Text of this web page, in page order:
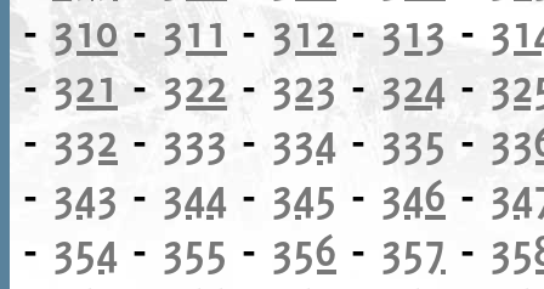
-310-311 - 312- 313 -
-321 -322 - 323 - 324 -
- 332 - 333 - 334 - 335 -
- 343 - 344 - 345 - 346 -
- 354 - 355 - 356 - 357 -